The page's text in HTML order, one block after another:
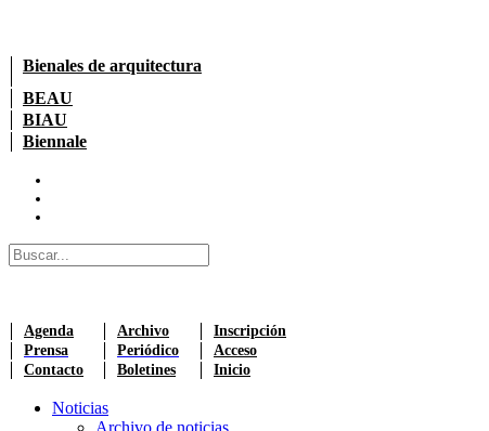
Bienales de arquitectura
BEAU
BIAU
Biennale
Agenda Archivo
Inscripción
Prensa
Periódico
Acceso
Contacto
Boletines Inicio
Noticias
Archivo de noticias